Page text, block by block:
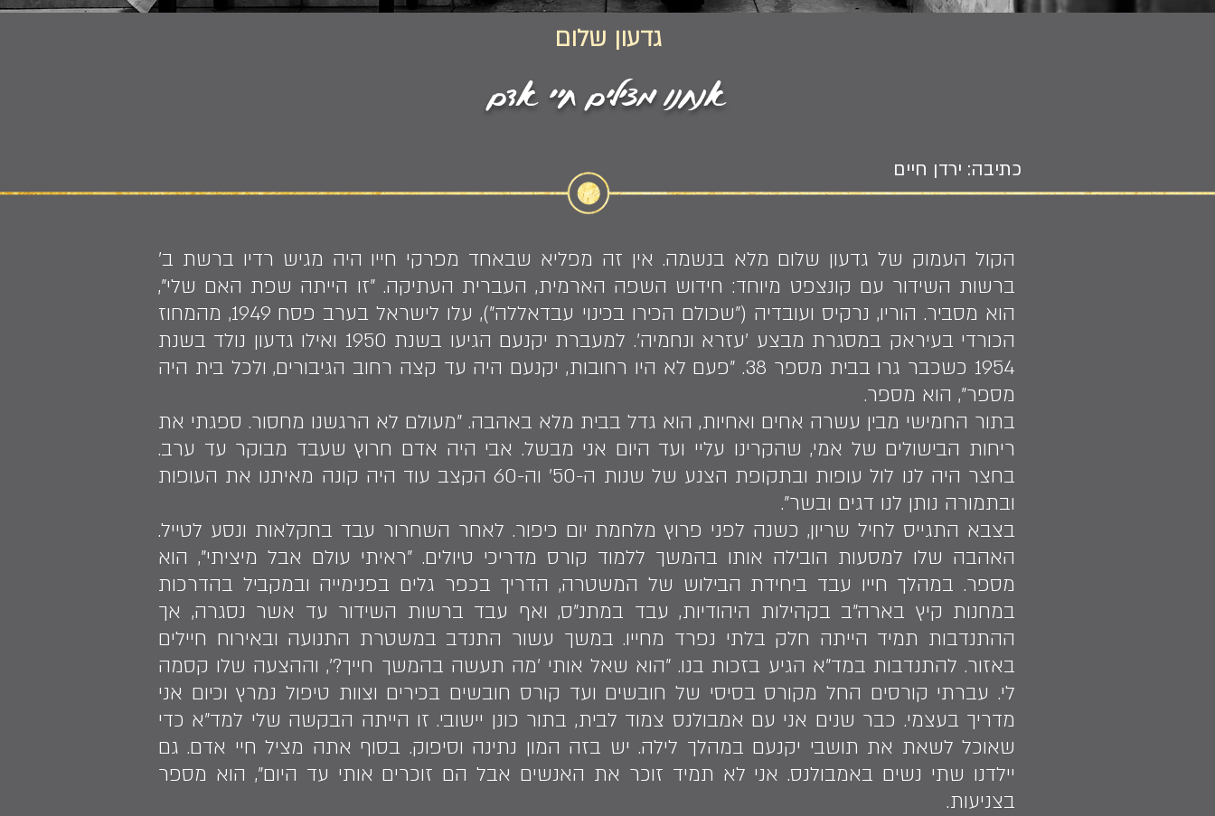
גדעון שלום
אנחנו מצילים חיי אדם
כתיבה: ירדן חיים
הקול העמוק של גדעון שלום מלא בנשמה. אין זה מפליא שבאחד מפרקי חייו היה מגיש רדיו ברשת ב'
ברשות השידור עם קונצפט מיוחד: חידוש השפה הארמית, העברית העתיקה. "זו הייתה שפת האם שלי",
הוא מסביר. הוריו, נרקיס ועובדיה ("שכולם הכירו בכינוי עבדאללה"), עלו לישראל בערב פסח 1949, מהמחוז
הכורדי בעיראק במסגרת מבצע 'עזרא ונחמיה'. למעברת יקנעם הגיעו בשנת 1950 ואילו גדעון נולד בשנת
1954 כשכבר גרו בבית מספר 38. "פעם לא היו רחובות, יקנעם היה עד קצה רחוב הגיבורים, ולכל בית היה
מספר", הוא מספר.
בתור החמישי מבין עשרה אחים ואחיות, הוא גדל בבית מלא באהבה. "מעולם לא הרגשנו מחסור. ספגתי את
ריחות הבישולים של אמי, שהקרינו עליי ועד היום אני מבשל. אבי היה אדם חרוץ שעבד מבוקר עד ערב.
בחצר היה לנו לול עופות ובתקופת הצנע של שנות ה-50' וה-60 הקצב עוד היה קונה מאיתנו את העופות
ובתמורה נותן לנו דגים ובשר".
בצבא התגייס לחיל שריון, כשנה לפני פרוץ מלחמת יום כיפור. לאחר השחרור עבד בחקלאות ונסע לטייל.
האהבה שלו למסעות הובילה אותו בהמשך ללמוד קורס מדריכי טיולים. "ראיתי עולם אבל מיציתי", הוא
מספר. במהלך חייו עבד ביחידת הבילוש של המשטרה, הדריך בכפר גלים בפנימייה ובמקביל בהדרכות
במחנות קיץ בארה"ב בקהילות היהודיות, עבד במתנ"ס, ואף עבד ברשות השידור עד אשר נסגרה, אך
ההתנדבות תמיד הייתה חלק בלתי נפרד מחייו. במשך עשור התנדב במשטרת התנועה ובאירוח חיילים
באזור. להתנדבות במד"א הגיע בזכות בנו. "הוא שאל אותי 'מה תעשה בהמשך חייך?', וההצעה שלו קסמה
לי. עברתי קורסים החל מקורס בסיסי של חובשים ועד קורס חובשים בכירים וצוות טיפול נמרץ וכיום אני
מדריך בעצמי. כבר שנים אני עם אמבולנס צמוד לבית, בתור כונן יישובי. זו הייתה הבקשה שלי למד"א כדי
שאוכל לשאת את תושבי יקנעם במהלך לילה. יש בזה המון נתינה וסיפוק. בסוף אתה מציל חיי אדם. גם
יילדנו שתי נשים באמבולנס. אני לא תמיד זוכר את האנשים אבל הם זוכרים אותי עד היום", הוא מספר
בצניעות.